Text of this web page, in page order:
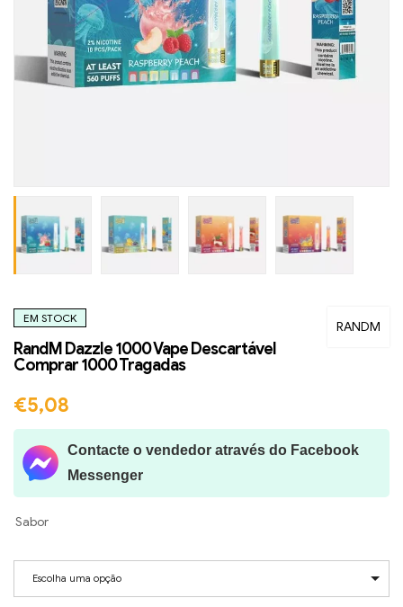
RANDM
EM STOCK
RandM Dazzle 1000 Vape Descartável
Comprar 1000 Tragadas
€5,08
Contacte o vendedor através do Facebook
Messenger
Sabor
Escolha uma opção